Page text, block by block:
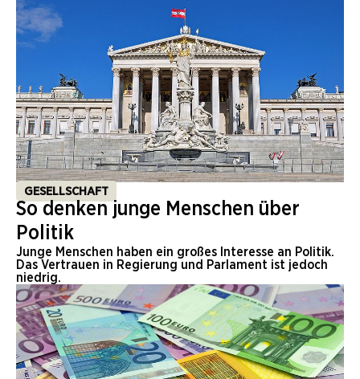
GESELLSCHAFT
So denken junge Menschen über
Politik
Junge Menschen haben ein großes Interesse an Politik.
Das Vertrauen in Regierung und Parlament ist jedoch
niedrig.